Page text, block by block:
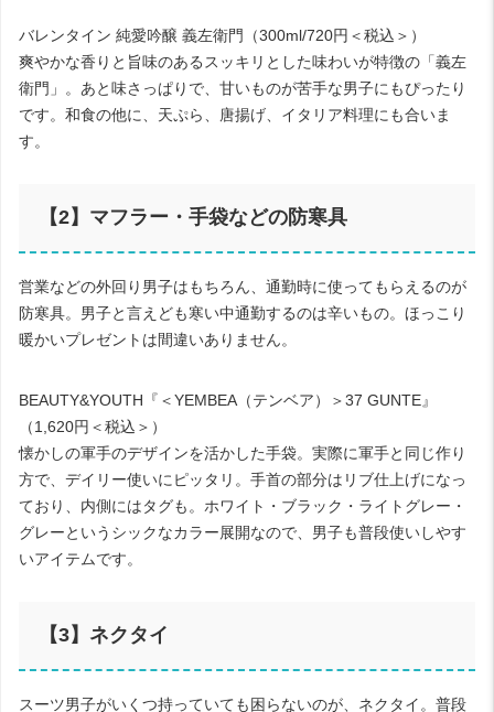
バレンタイン 純愛吟醸 義左衛門 （300ml/720円＜税込＞）
爽やかな香りと旨味のあるスッキリとした味わいが特徴の「義左
衛門」。あと味さっぱりで、甘いものが苦手な男子にもぴったり
です。和食の他に、天ぷら、唐揚げ、イタリア料理にも合いま
す。
【2】マフラー・手袋などの防寒具
営業などの外回り男子はもちろん、通勤時に使ってもらえるのが
防寒具。男子と言えども寒い中通勤するのは辛いもの。ほっこり
暖かいプレゼントは間違いありません。
BEAUTY&YOUTH 『＜YEMBEA （テンベア）＞37 GUNTE』
（1,620円＜税込＞）
懐かしの軍手のデザインを活かした手袋。実際に軍手と同じ作り
方で、デイリー使いにピッタリ。手首の部分はリブ仕上げになっ
ており、内側にはタグも。ホワイト・ブラック・ライトグレー・
グレーというシックなカラー展開なので、男子も普段使いしやす
いアイテムです。
【3】ネクタイ
スーツ男子がいくつ持っていても困らないのが、ネクタイ。普段